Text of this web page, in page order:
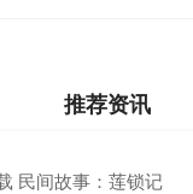
推荐资讯
民间故事：莲锁记